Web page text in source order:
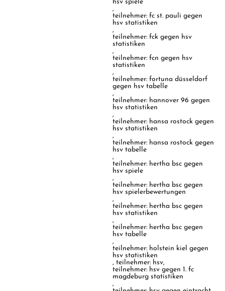
hsv spiele
,
teilnehmer: fc st. pauli gegen
hsv statistiken
,
teilnehmer: fck gegen hsv
statistiken
,
teilnehmer: fcn gegen hsv
statistiken
,
teilnehmer: fortuna düsseldorf
gegen hsv tabelle
,
teilnehmer: hannover 96 gegen
hsv statistiken
,
teilnehmer: hansa rostock gegen
hsv statistiken
,
teilnehmer: hansa rostock gegen
hsv tabelle
,
teilnehmer: hertha bsc gegen
hsv spiele
,
teilnehmer: hertha bsc gegen
hsv spielerbewertungen
,
teilnehmer: hertha bsc gegen
hsv statistiken
,
teilnehmer: hertha bsc gegen
hsv tabelle
,
teilnehmer: holstein kiel gegen
hsv statistiken
,teilnehmer: hsv,
teilnehmer: hsv gegen 1. fc
magdeburg statistiken
,